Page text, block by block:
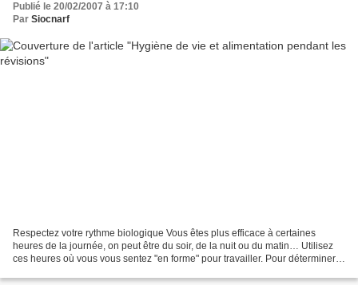
Publié le 20/02/2007 à 17:10
Par Siocnarf
Respectez votre rythme biologique Vous êtes plus efficace à certaines
heures de la journée, on peut être du soir, de la nuit ou du matin… Utilisez
ces heures où vous vous sentez "en forme" pour travailler. Pour déterminer